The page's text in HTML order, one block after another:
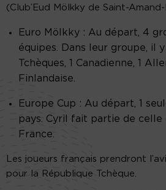
(Club’Eud Mölkky de Saint-
Euro Mölkky : Au départ, 4
équipes. Dans leur groupe, il
Tchèques, 1 Canadienne, 1
Finlandaise.
Europe Cup : Au départ, 1
pays. Cyril fait partie de
France.
Les joueurs français prendront
pour la République Tchèque.